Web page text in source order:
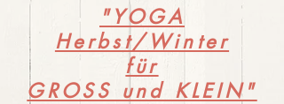
"YOGA
Herbst/Winter
für
GROSS und KLEIN"